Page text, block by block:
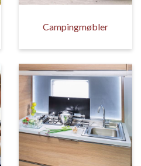
Campingmøbler